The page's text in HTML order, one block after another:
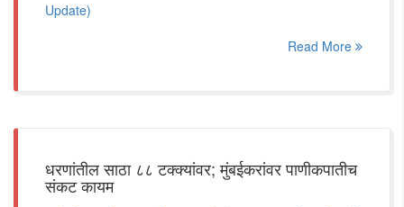
Update)
Read More
धरणांतील साठा ८८ टक्क्यांवर; मुंबईकरांवर पाणीकपातीच
संकट कायम